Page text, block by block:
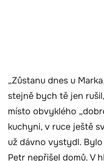
„Zůstanu dnes u
stejně bych tě jen
místo obvyklého
kuchyni, v ruce ještě
už dávno vystydl.
Petr nepřišel domů. V